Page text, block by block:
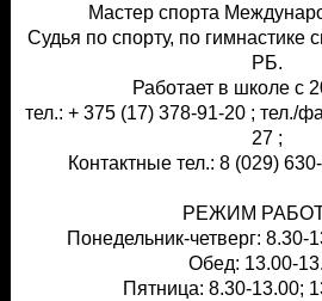
Мастер спорта
Судья по спорту, по гимнастике
РБ.
Работает в школе с
тел.: + 375 (17) 378-91-20 ; тел./
27 ;
Контактные тел.: 8 (029)
РЕЖИМ
Понедельник-четверг: 8.30-
Обед: 13.00-
Пятница: 8.30-13.00;